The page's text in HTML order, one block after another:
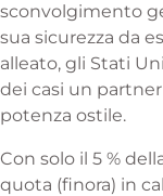
sconvolgimento
sua sicurezza da
alleato, gli Stati
dei casi un
potenza ostile.
Con solo il 5 %
quota (finora) in